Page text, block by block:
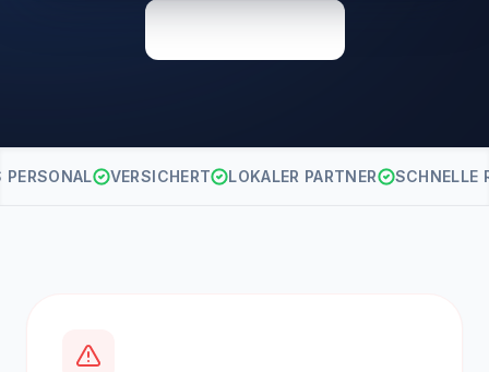
PERSONAL VERSICHERT LOKALER PARTNER SCHNELLE